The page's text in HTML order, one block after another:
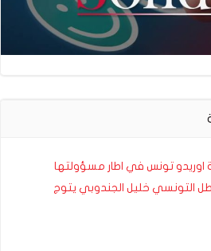
تونس في اطار مسؤولتها
التونسي خليل الجندوبي يتوج